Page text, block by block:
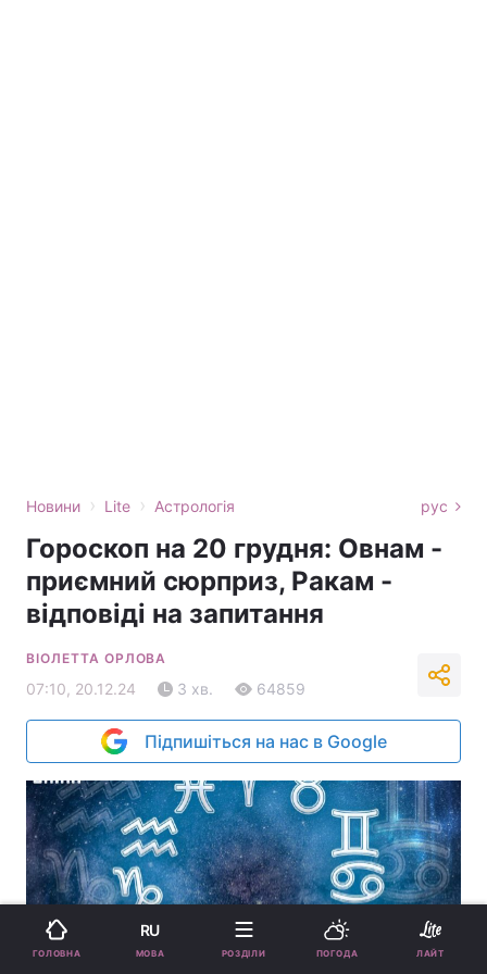
Новини › Lite › Астрологія рус
Гороскоп на 20 грудня: Овнам -
приємний сюрприз, Ракам -
відповіді на запитання
ВІОЛЕТТА ОРЛОВА
07:10, 20.12.24 3 хв. 64859
Підпишіться на нас в Google
ГОЛОВНА
RU
МОВА РОЗДІЛИ ПОГОДА ЛАЙТ